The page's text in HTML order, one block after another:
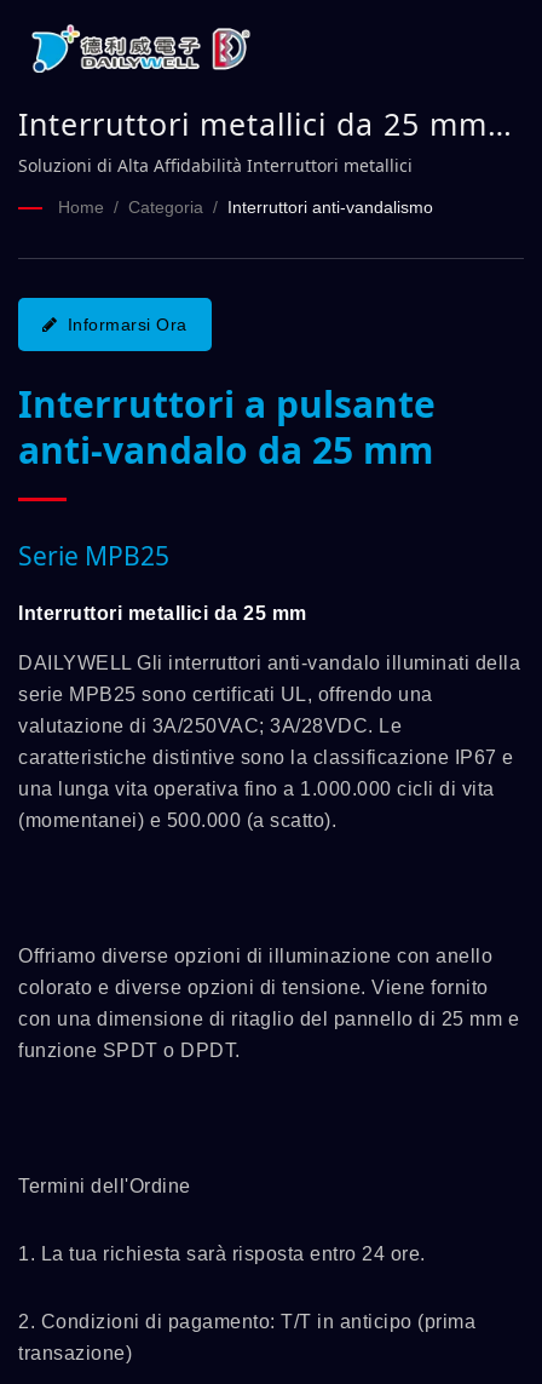
Interruttori metallici da 25 mm
Serie MPB25 | DAILYWELL
Soluzioni di Alta Affidabilità Interruttori metallici
Home / Categoria / Interruttori anti-vandalismo
Informarsi Ora
Interruttori a pulsante
anti-vandalo da 25 mm
Serie MPB25
Interruttori metallici da 25 mm
DAILYWELL Gli interruttori anti-vandalo illuminati della
serie MPB25 sono certificati UL, offrendo una
valutazione di 3A/250VAC; 3A/28VDC. Le
caratteristiche distintive sono la classificazione IP67 e
una lunga vita operativa fino a 1.000.000 cicli di vita
(momentanei) e 500.000 (a scatto).
Offriamo diverse opzioni di illuminazione con anello
colorato e diverse opzioni di tensione. Viene fornito
con una dimensione di ritaglio del pannello di 25 mm e
funzione SPDT o DPDT.
Termini dell'Ordine
1. La tua richiesta sarà risposta entro 24 ore.
2. Condizioni di pagamento: T/T in anticipo (prima
transazione)